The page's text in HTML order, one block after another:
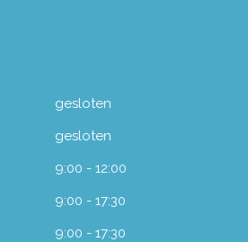
gesloten
gesloten
9:00 - 12:00
9:00 - 17:30
9:00 - 17:30